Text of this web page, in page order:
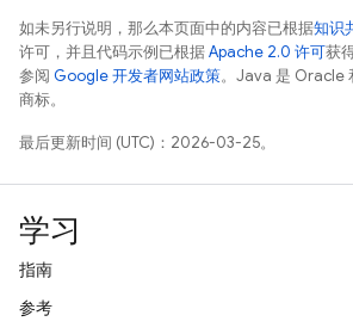
如未另行说明，那么本页面中的内容已根据知识
许可，并且代码示例已根据Apache 2.0 许可获
参阅 Google 开发者网站政策。Java 是 Oracle
商标。
最后更新时间 (UTC)：2026-03-25。
学习
指南
参考